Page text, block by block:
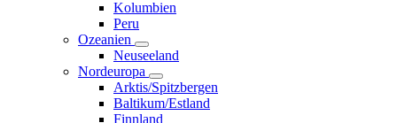
Kolumbien
Peru
Ozeanien
Neuseeland
Nordeuropa
Arktis/Spitzbergen
Baltikum/Estland
Finnland